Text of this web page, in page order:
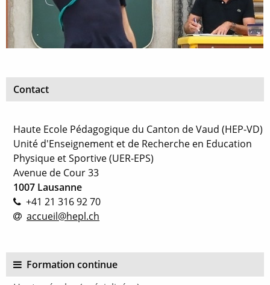
Formation continue
Contact
Haute Ecole Pédagogique du Canton de Vaud (HEP-VD)
Unité d'Enseignement et de Recherche en Education
Physique et Sportive (UER-EPS)
Avenue de Cour 33
1007 Lausanne
+41 21 316 92 70
accueil@hepl.ch